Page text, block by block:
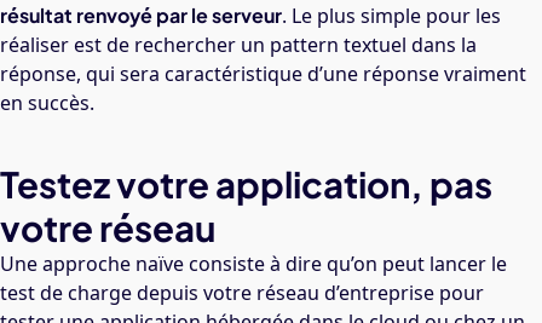
résultat renvoyé par le serveur. Le plus simple pour les
réaliser est de rechercher un pattern textuel dans la
réponse, qui sera caractéristique d’une réponse vraiment
en succès.
Testez votre application, pas
votre réseau
Une approche naïve consiste à dire qu’on peut lancer le
test de charge depuis votre réseau d’entreprise pour